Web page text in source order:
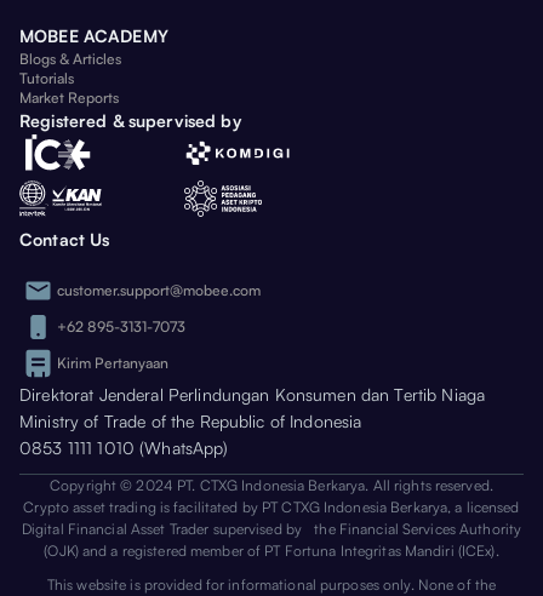
MOBEE ACADEMY
Blogs & Articles
Tutorials
Market Reports
Registered & supervised by
Contact Us
customer.support@mobee.com
+62 895-3131-7073
Kirim Pertanyaan
Direktorat Jenderal Perlindungan Konsumen dan Tertib Niaga
Ministry of Trade of the Republic of Indonesia
0853 1111 1010 (WhatsApp)
Copyright © 2024 PT. CTXG Indonesia Berkarya. All rights reserved.
Crypto asset trading is facilitated by PT CTXG Indonesia Berkarya, a licensed
Digital Financial Asset Trader supervised by the Financial Services Authority
(OJK) and a registered member of PT Fortuna Integritas Mandiri (ICEx).
This website is provided for informational purposes only. None of the